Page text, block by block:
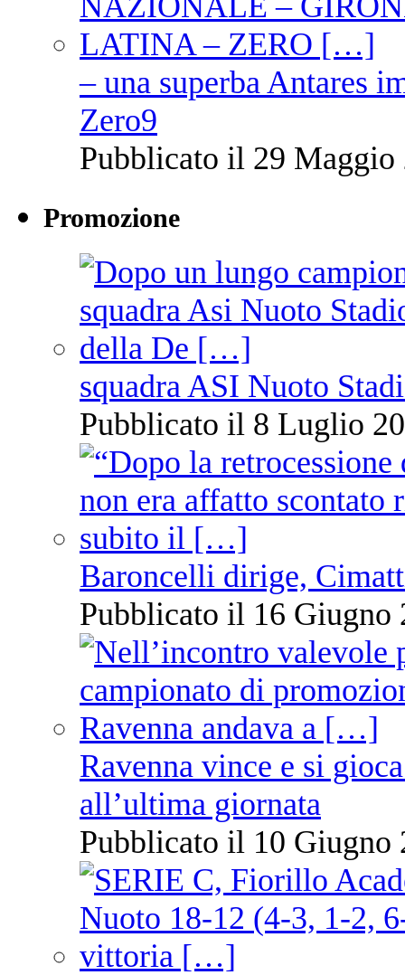
– una superba Antares
Zero9
Pubblicato il 29 Maggio
Promozione
squadra ASI Nuoto
Pubblicato il 8 Luglio
Baroncelli dirige,
Pubblicato il 16 Giugno
Ravenna vince e si
all’ultima giornata
Pubblicato il 10 Giugno